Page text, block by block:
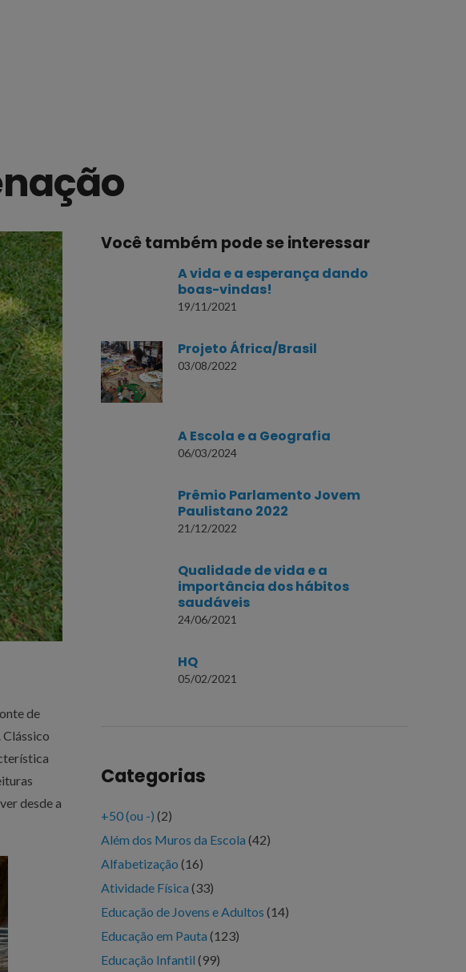
de
Clássico
desde a
Você também pode se interessar
A vida e a esperança dando
boas-vindas!
19/11/2021
Projeto África/Brasil
03/08/2022
A Escola e a Geografia
06/03/2024
Prêmio Parlamento Jovem
Paulistano 2022
21/12/2022
Qualidade de vida e a
importância dos hábitos
saudáveis
24/06/2021
HQ
05/02/2021
Categorias
+50 (ou -) (2)
Além dos Muros da Escola (42)
Alfabetização (16)
Atividade Física (33)
Educação de Jovens e Adultos (14)
Educação em Pauta (123)
Educação Infantil (99)